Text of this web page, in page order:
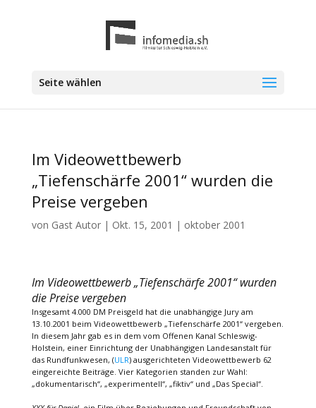
Seite wählen
Im Videowettbewerb
„Tiefenschärfe 2001“ wurden die
Preise vergeben
von Gast Autor| Okt. 15, 2001 | oktober 2001
Im Videowettbewerb „Tiefenschärfe 2001“ wurden
die Preise vergeben
Insgesamt 4.000 DM Preisgeld hat die unabhängige Jury am
13.10.2001 beim Videowettbewerb „Tiefenschärfe 2001“ vergeben.
In diesem Jahr gab es in dem vom Offenen Kanal Schleswig-
Holstein, einer Einrichtung der Unabhängigen Landesanstalt für
das Rundfunkwesen, (ULR) ausgerichteten Videowettbewerb 62
eingereichte Beiträge. Vier Kategorien standen zur Wahl:
„dokumentarisch“, „experimentell“, „fiktiv“ und „Das Special“.